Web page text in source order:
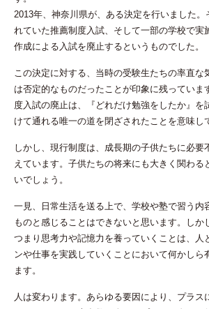
2013年、神奈川県が、ある決定を行いました
れていた推薦制度入試、そして一部の学校で実
作成による入試を廃止するというものでした。
この決定に対する、当時の受験生たちの率直な
は否定的なものだったことが印象に残っていま
度入試の廃止は、『 どれだけ勉強をしたか』を
けて通れる唯一の道を閉ざされたことを意味し
しかし、現行制度は、成長期の子供たちに必要
えています。子供たちの将来にも大きく関わる
いでしょう。
一見、日常生活を送る上で、学校や塾で習う内
ものと感じることはできないと思います。しか
つまり思考力や記憶力を養っていくことは、
人
ンや仕事を実践していくこと において何かしら
ます。
人は変わります。あらゆる要因により、プラス